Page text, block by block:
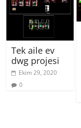
Tek aile ev
dwg projesi
Ekim 29, 2020
0